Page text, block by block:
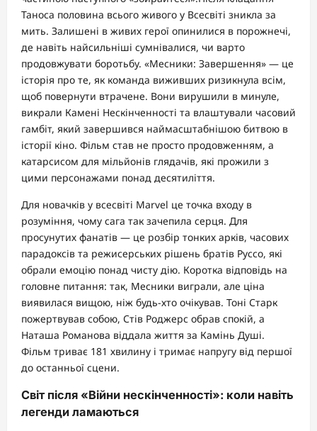
Таноса половина всього живого у Всесвіті зникла за
мить. Залишені в живих герої опинилися в порожнечі,
де навіть найсильніші сумнівалися, чи варто
продовжувати боротьбу. «Месники: Завершення» — це
історія про те, як команда виживших ризикнула всім,
щоб повернути втрачене. Вони вирушили в минуле,
викрали Камені Нескінченності та влаштували часовий
гамбіт, який завершився наймасштабнішою битвою в
історії кіно. Фільм став не просто продовженням, а
катарсисом для мільйонів глядачів, які прожили з
цими персонажами понад десятиліття.
Для новачків у всесвіті Marvel це точка входу в
розуміння, чому сага так зачепила серця. Для
просунутих фанатів — це розбір тонких арків, часових
парадоксів та режисерських рішень братів Руссо, які
обрали емоцію понад чисту дію. Коротка відповідь на
головне питання: так, Месники виграли, але ціна
виявилася вищою, ніж будь-хто очікував. Тоні Старк
пожертвував собою, Стів Роджерс обрав спокій, а
Наташа Романова віддала життя за Камінь Душі.
Фільм триває 181 хвилину і тримає напругу від першої
до останньої сцени.
Світ після «Війни нескінченності»: коли навіть
легенди ламаються